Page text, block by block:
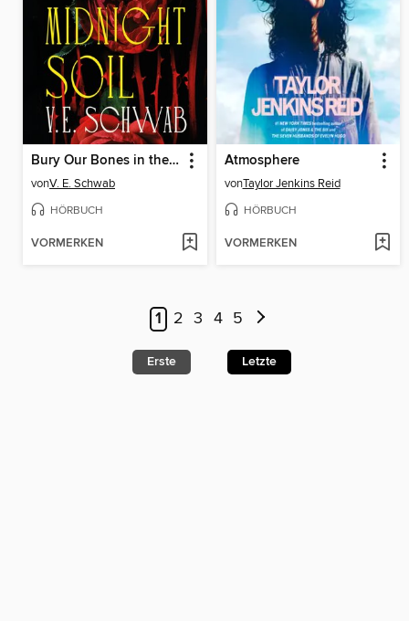
Bury Our Bones in the Midnight Soil
vonV. E. Schwab
HÖRBUCH
VORMERKEN
Atmosphere
vonTaylor Jenkins Reid
HÖRBUCH
VORMERKEN
1 2 3 4 5
Erste Letzte